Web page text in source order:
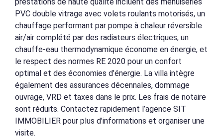
PVC double vitrage avec volets roulants motorisés, un
chauffage performant par pompe à chaleur réversible
air/air complété par des radiateurs électriques, un
chauffe-eau thermodynamique économe en énergie, et
le respect des normes RE 2020 pour un confort
optimal et des économies d’énergie. La villa intègre
également des assurances décennales, dommage
ouvrage, VRD et taxes dans le prix. Les frais de notaire
sont réduits. Contactez rapidement l’agence SIT
IMMOBILIER pour plus d’informations et organiser une
visite.